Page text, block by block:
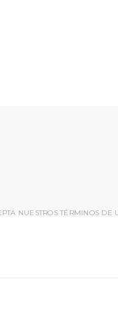
NUESTROS TÉRMINOS